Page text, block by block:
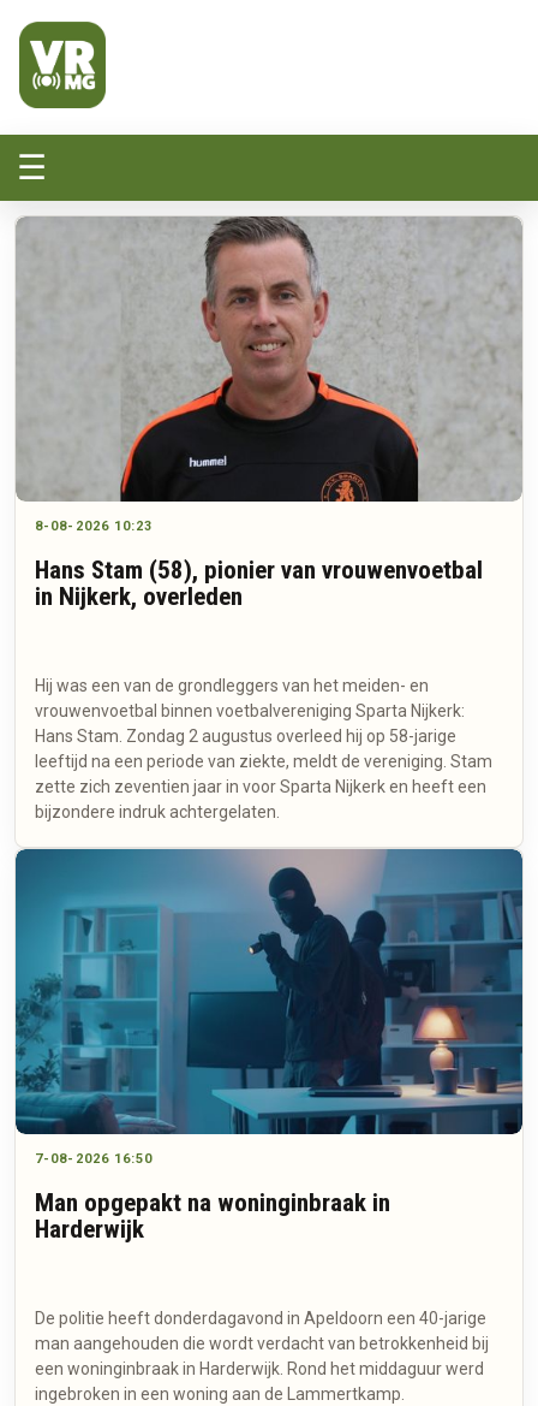
☰
8-08-2026 10:23
Hans Stam (58), pionier van vrouwenvoetbal
in Nijkerk, overleden
Hij was een van de grondleggers van het meiden- en
vrouwenvoetbal binnen voetbalvereniging Sparta Nijkerk:
Hans Stam. Zondag 2 augustus overleed hij op 58-jarige
leeftijd na een periode van ziekte, meldt de vereniging. Stam
zette zich zeventien jaar in voor Sparta Nijkerk en heeft een
bijzondere indruk achtergelaten.
7-08-2026 16:50
Man opgepakt na woninginbraak in
Harderwijk
De politie heeft donderdagavond in Apeldoorn een 40-jarige
man aangehouden die wordt verdacht van betrokkenheid bij
een woninginbraak in Harderwijk. Rond het middaguur werd
ingebroken in een woning aan de Lammertkamp.